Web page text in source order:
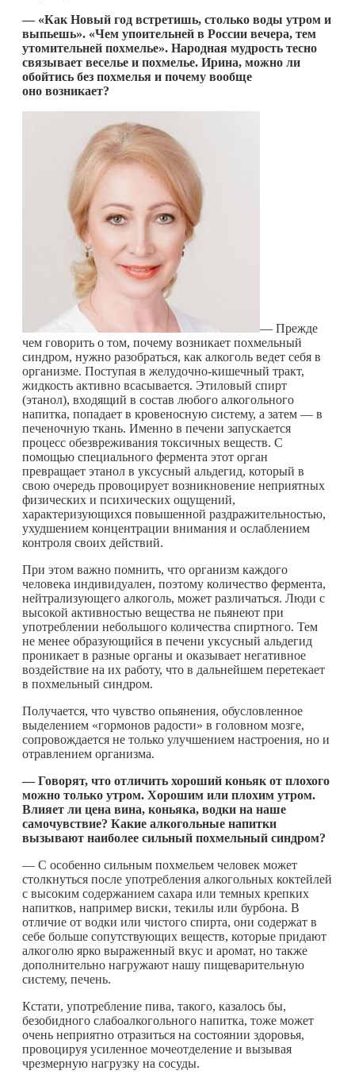
— «Как Новый год встретишь, столько воды утром и
выпьешь». «Чем упоительней в России вечера, тем
утомительней похмелье». Народная мудрость тесно
связывает веселье и похмелье. Ирина, можно ли
обойтись без похмелья и почему вообще
оно возникает?
— Прежде
чем говорить о том, почему возникает похмельный
синдром, нужно разобраться, как алкоголь ведет себя в
организме. Поступая в желудочно-кишечный тракт,
жидкость активно всасывается. Этиловый спирт
(этанол), входящий в состав любого алкогольного
напитка, попадает в кровеносную систему, а затем — в
печеночную ткань. Именно в печени запускается
процесс обезвреживания токсичных веществ. С
помощью специального фермента этот орган
превращает этанол в уксусный альдегид, который в
свою очередь провоцирует возникновение неприятных
физических и психических ощущений,
характеризующихся повышенной раздражительностью,
ухудшением концентрации внимания и ослаблением
контроля своих действий.
При этом важно помнить, что организм каждого
человека индивидуален, поэтому количество фермента,
нейтрализующего алкоголь, может различаться. Люди с
высокой активностью вещества не пьянеют при
употреблении небольшого количества спиртного. Тем
не менее образующийся в печени уксусный альдегид
проникает в разные органы и оказывает негативное
воздействие на их работу, что в дальнейшем перетекает
в похмельный синдром.
Получается, что чувство опьянения, обусловленное
выделением «гормонов радости» в головном мозге,
сопровождается не только улучшением настроения, но и
отравлением организма.
— Говорят, что отличить хороший коньяк от плохого
можно только утром. Хорошим или плохим утром.
Влияет ли цена вина, коньяка, водки на наше
самочувствие? Какие алкогольные напитки
вызывают наиболее сильный похмельный синдром?
— С особенно сильным похмельем человек может
столкнуться после употребления алкогольных коктейлей
с высоким содержанием сахара или темных крепких
напитков, например виски, текилы или бурбона. В
отличие от водки или чистого спирта, они содержат в
себе больше сопутствующих веществ, которые придают
алкоголю ярко выраженный вкус и аромат, но также
дополнительно нагружают нашу пищеварительную
систему, печень.
Кстати, употребление пива, такого, казалось бы,
безобидного слабоалкогольного напитка, тоже может
очень неприятно отразиться на состоянии здоровья,
провоцируя усиленное мочеотделение и вызывая
чрезмерную нагрузку на сосуды.